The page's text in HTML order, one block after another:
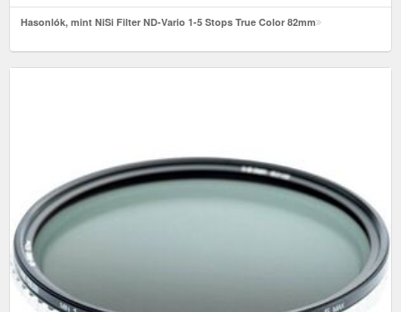
Hasonlók, mint NiSi Filter ND-Vario 1-5 Stops True Color 82mm